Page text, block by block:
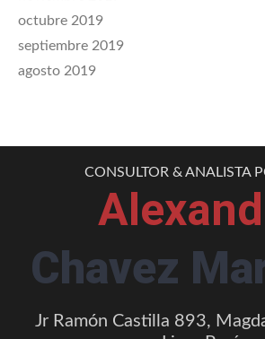
octubre 2019
septiembre 2019
agosto 2019
CONSULTOR & ANALISTA
Chavez
Jr Ramón Castilla 893,